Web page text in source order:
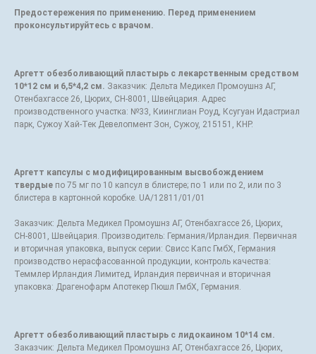
Предостережения по применению. Перед применением
проконсультируйтесь с врачом.
Аргетт обезболивающий пластырь с лекарственным средством
10*12 см и 6,5*4,2 см. Заказчик: Дельта Медикел Промоушнз АГ,
Отенбахгассе 26, Цюрих, СН-8001, Швейцария. Адрес
производственного участка: №33, Киинглиан Роуд, Ксугуан Идастриал
парк, Сужоу Хай-Тек Девелопмент Зон, Сужоу, 215151, КНР.
Аргетт капсулы с модифицированным высвобождением
твердые по 75 мг по 10 капсул в блистере; по 1 или по 2, или по 3
блистера в картонной коробке. UA/12811/01/01
Заказчик: Дельта Медикел Промоушнз АГ, Отенбахгассе 26, Цюрих,
СН-8001, Швейцария. Производитель: Германия/Ирландия. Первичная
и вторичная упаковка, выпуск серии: Свисс Капс ГмбХ, Германия
производство нерасфасованной продукции, контроль качества:
Теммлер Ирландия Лимитед, Ирландия первичная и вторичная
упаковка: Драгенофарм Апотекер Пюшл ГмбХ, Германия.
Аргетт обезболивающий пластырь с лидокаином 10*14 см.
Заказчик: Дельта Медикел Промоушнз АГ, Отенбахгассе 26, Цюрих,